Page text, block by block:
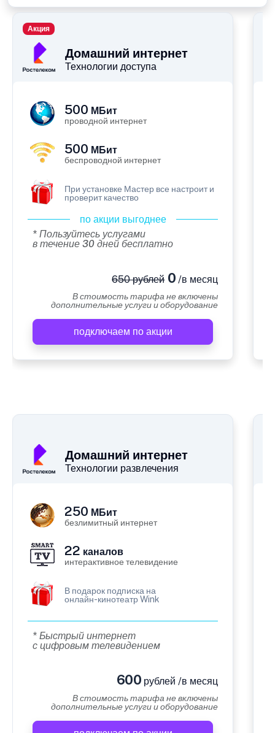
Домашний интернет
Технологии доступа
Акция
500 МБит
проводной интернет
500 МБит
беспроводной интернет
При установке Мастер все настроит и
проверит качество
по акции выгоднее
* Пользуйтесь услугами
в течение 30 дней бесплатно
650 рублей0 /в месяц
В стоимость тарифа не включены
дополнительные услуги и оборудование
подключаем по акции
Домашний интернет
Технологии развлечения
250 МБит
безлимитный интернет
22 каналов
интерактивное телевидение
В подарок подписка на
онлайн-кинотеатр Wink
* Быстрый интернет
с цифровым телевидением
600 рублей /в месяц
В стоимость тарифа не включены
дополнительные услуги и оборудование